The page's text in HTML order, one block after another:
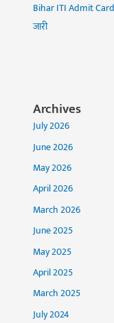
Bihar ITI Admit Card
जारी
Archives
July 2026
June 2026
May 2026
April 2026
March 2026
June 2025
May 2025
April 2025
March 2025
July 2024